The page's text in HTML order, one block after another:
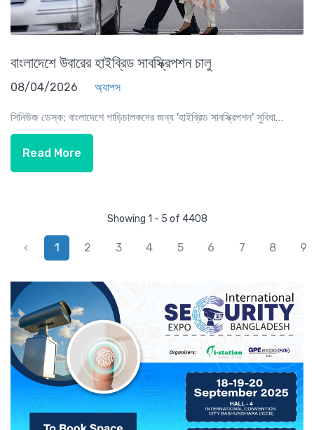
বাংলাদেশে উবারের হাইব্রিড সাবস্ক্রিপশন চালু
08/04/2026 অ্যাপস
সিনিউজ ডেস্ক: বাংলাদেশে গাড়িচালকদের জন্য 'হাইব্রিড সাবস্ক্রিপশন' সুবিধা...
Read More
Showing 1 - 5 of 4408
‹ 1 2 3 4 5 6 7 8 9